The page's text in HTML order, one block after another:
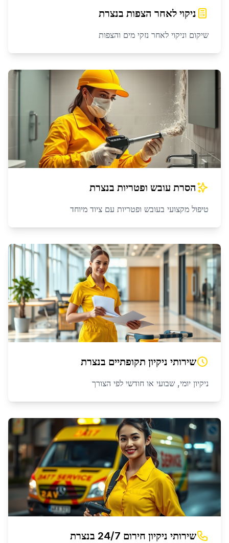
ניקוי לאחר הצפות בנצרת
שיקום וניקוי לאחר נזקי מים והצפות
הסרת עובש ופטריות בנצרת
טיפול מקצועי בעובש ופטריות עם ציוד מיוחד
שירותי ניקיון תקופתיים בנצרת
ניקיון יומי, שבועי או חודשי לפי הצורך
שירותי ניקיון חירום 24/7 בנצרת